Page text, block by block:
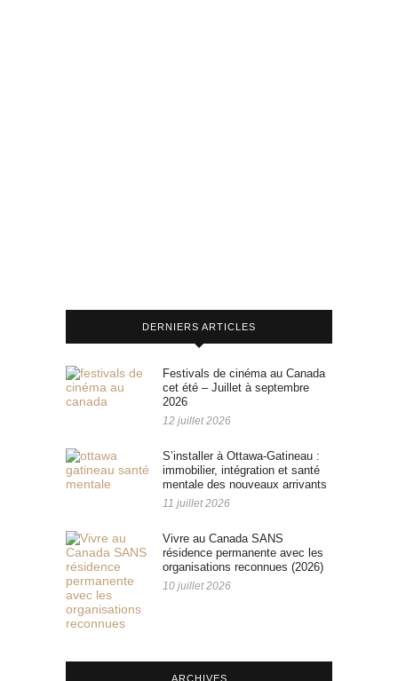
DERNIERS ARTICLES
Festivals de cinéma au Canada
cet été – Juillet à septembre
2026
12 juillet 2026
S’installer à Ottawa-Gatineau :
immobilier, intégration et santé
mentale des nouveaux arrivants
11 juillet 2026
Vivre au Canada SANS
résidence permanente avec les
organisations reconnues (2026)
10 juillet 2026
ARCHIVES